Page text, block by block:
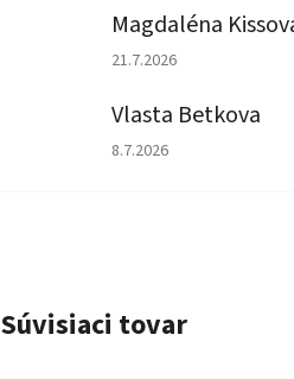
Magdaléna
Hodnotenie obchodu
21.7.2026
Vlasta Betkova
Hodnotenie obchodu
8.7.2026
Súvisiaci tovar